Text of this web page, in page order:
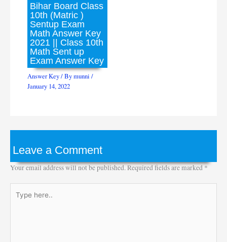
Bihar Board Class
10th (Matric )
Sentup Exam
Math Answer Key
2021 || Class 10th
Math Sent up
Exam Answer Key
Answer Key/ Bymunni/
January 14, 2022
Leave a Comment
Your email address will not be published.Required fields are marked*
here..